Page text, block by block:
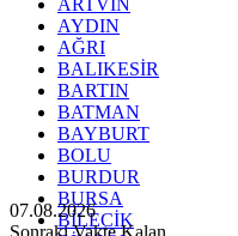
ARTVİN
AYDIN
AĞRI
BALIKESİR
BARTIN
BATMAN
BAYBURT
BOLU
BURDUR
BURSA
BİLECİK
07.08.2026
Sonraki Vakte Kalan